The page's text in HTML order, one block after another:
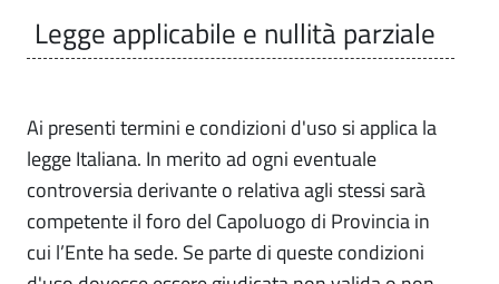
Legge applicabile e nullità parziale
Ai presenti termini e condizioni d'uso si applica la
legge Italiana. In merito ad ogni eventuale
controversia derivante o relativa agli stessi sarà
competente il foro del Capoluogo di Provincia in
cui l’Ente ha sede. Se parte di queste condizioni